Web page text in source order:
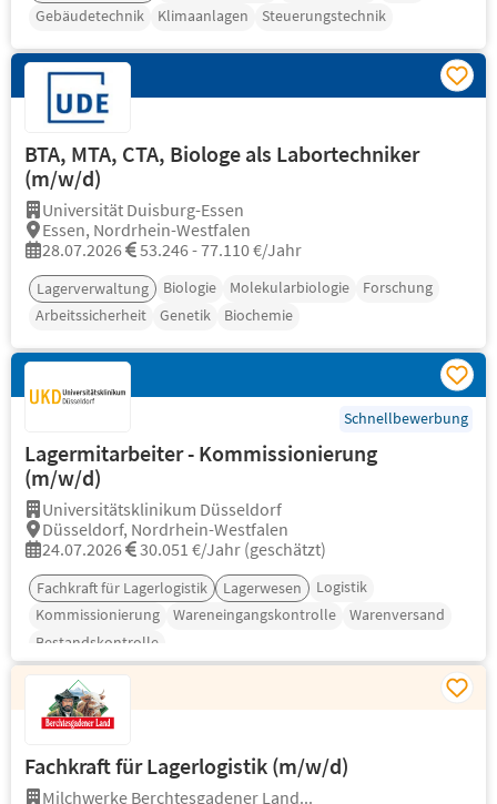
Gebäudetechnik
Klimaanlagen Steuerungstechnik
BTA, MTA, CTA, Biologe als Labortechniker
(m/w/d)
Universität Duisburg-Essen
Essen, Nordrhein-Westfalen
28.07.2026
53.246 - 77.110 €/Jahr
Lagerverwaltung Biologie Molekularbiologie
Forschung
Arbeitssicherheit
Genetik Biochemie
Schnellbewerbung
Lagermitarbeiter - Kommissionierung
(m/w/d)
Universitätsklinikum Düsseldorf
Düsseldorf, Nordrhein-Westfalen
24.07.2026
30.051 €/Jahr (geschätzt)
Fachkraft für Lagerlogistik Lagerwesen
Logistik
Kommissionierung
Wareneingangskontrolle
Warenversand
Bestandskontrolle
Fachkraft für Lagerlogistik (m/w/d)
Milchwerke Berchtesgadener Land...